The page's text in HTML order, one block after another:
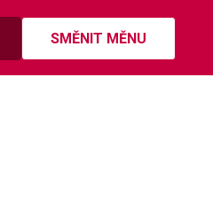
SMĚNIT MĚNU